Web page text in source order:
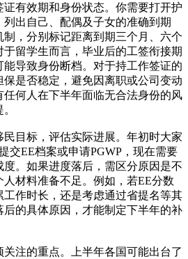
有效期和身份状态。你需要打开护
出自己、配偶及子女的准确到期
制，分别标记距离到期三个月、六个
于留学生而言，毕业后的工签衔接期
导致身份断档。对于持工作签证的
是否稳定，避免因离职或公司变动
何人在下半年面临无合法身份的风
目标，评估实际进展。年初时大家
交EE档案或申请PGWP，现在需要
。如果进度落后，需区分原因是不
材料准备不足。例如，若EE分数
作时长，还是考虑通过省提名等其
的具体原因，才能制定下半年的补
注的重点。上半年各国可能出台了